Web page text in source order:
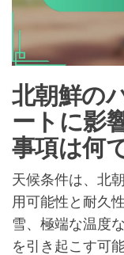
北朝鮮の
ートに影
事項は何
天候条件は、北
用可能性と耐久
雪、極端な温度
を引き起こす可